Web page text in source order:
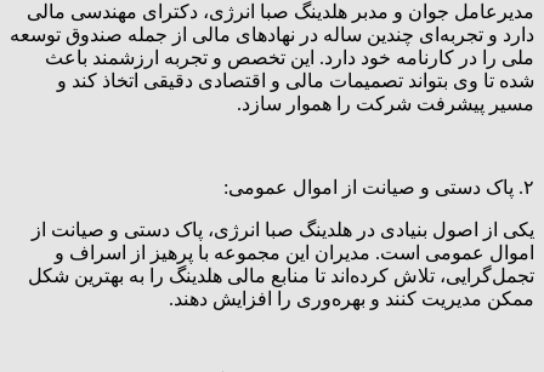
مدیرعامل جوان و مدبر هلدینگ صبا انرژی، دکترای مهندسی مالی
دارد و تجربه‌ای چندین ساله در نهادهای مالی از جمله صندوق توسعه
ملی را در کارنامه خود دارد. این تخصص و تجربه ارزشمند باعث
شده تا وی بتواند تصمیمات مالی و اقتصادی دقیقی اتخاذ کند و
مسیر پیشرفت شرکت را هموار سازد.
۲. پاک دستی و صیانت از اموال عمومی:
یکی از اصول بنیادی در هلدینگ صبا انرژی، پاک دستی و صیانت از
اموال عمومی است. مدیران این مجموعه با پرهیز از اسراف و
تجمل‌گرایی، تلاش کرده‌اند تا منابع مالی هلدینگ را به بهترین شکل
ممکن مدیریت کنند و بهره‌وری را افزایش دهند.